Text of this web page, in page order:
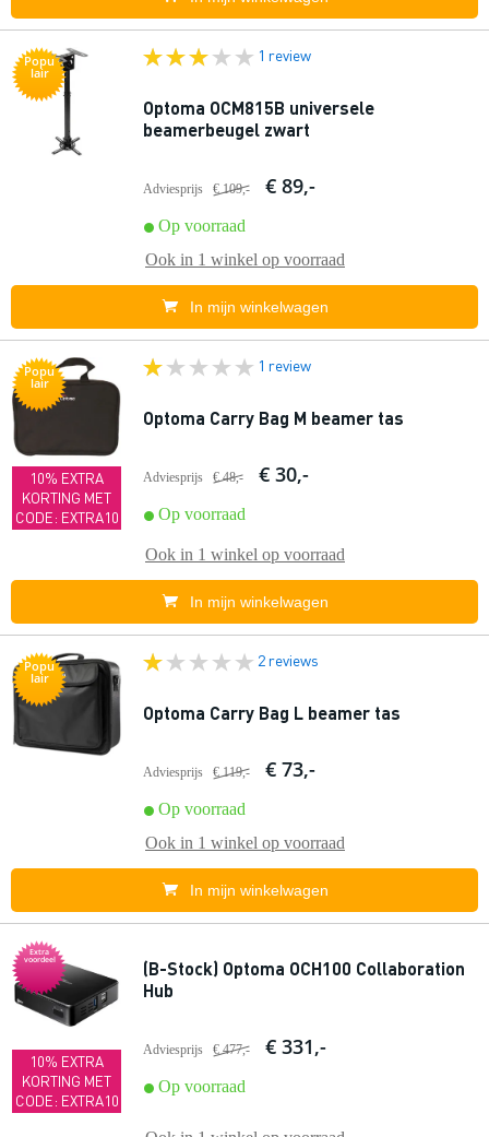
Popu
lair
1 review
Optoma OCM815B universele
beamerbeugel zwart
Adviesprijs € 109,- € 89,-
Op voorraad
Ook in 1 winkel op voorraad
In mijn winkelwagen
Popu
lair
10% EXTRA
KORTING MET
CODE: EXTRA10
1 review
Optoma Carry Bag M beamer tas
Adviesprijs € 48,- € 30,-
Op voorraad
Ook in 1 winkel op voorraad
In mijn winkelwagen
Popu
lair
2 reviews
Optoma Carry Bag L beamer tas
Adviesprijs € 119,- € 73,-
Op voorraad
Ook in 1 winkel op voorraad
In mijn winkelwagen
Extra
voordeel
10% EXTRA
KORTING MET
CODE: EXTRA10
(B-Stock) Optoma OCH100 Collaboration
Hub
Adviesprijs € 477,- € 331,-
Op voorraad